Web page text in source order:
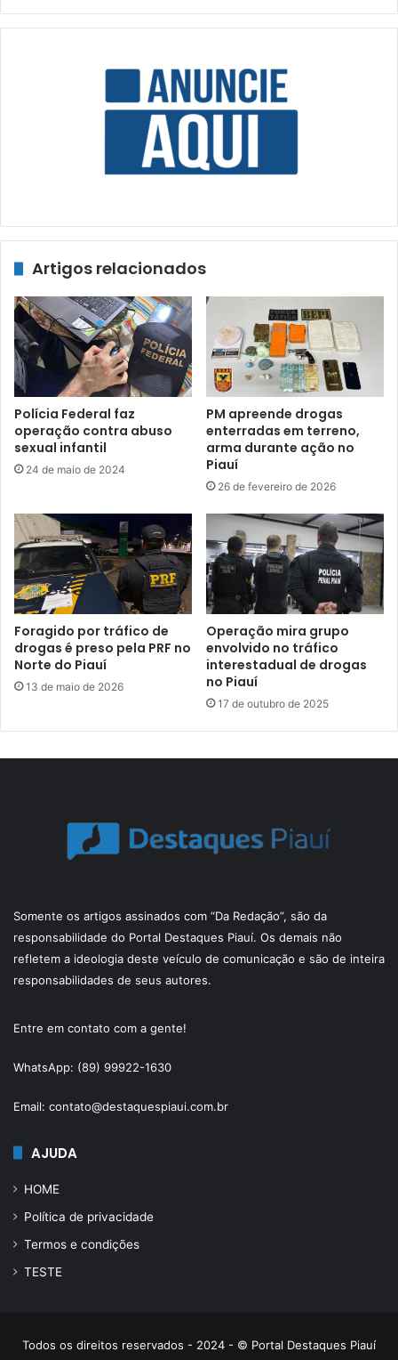
Artigos relacionados
Polícia Federal faz
operação contra abuso
sexual infantil
24 de maio de 2024
PM apreende drogas
enterradas em terreno,
arma durante ação no
Piauí
26 de fevereiro de 2026
Foragido por tráfico de
drogas é preso pela PRF no
Norte do Piauí
13 de maio de 2026
Operação mira grupo
envolvido no tráfico
interestadual de drogas
no Piauí
17 de outubro de 2025
Somente os artigos assinados com “Da Redação”, são da
responsabilidade do Portal Destaques Piauí. Os demais não
refletem a ideologia deste veículo de comunicação e são de inteira
responsabilidades de seus autores.
Entre em contato com a gente!
WhatsApp: (89) 99922-1630
Email: contato@destaquespiaui.com.br
AJUDA
HOME
Política de privacidade
Termos e condições
TESTE
Todos os direitos reservados - 2024 - © Portal Destaques Piauí